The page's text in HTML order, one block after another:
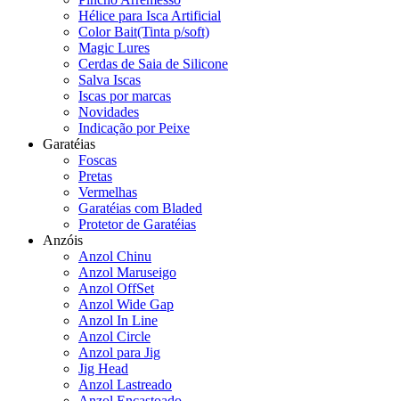
Hélice para Isca Artificial
Color Bait(Tinta p/soft)
Magic Lures
Cerdas de Saia de Silicone
Salva Iscas
Iscas por marcas
Novidades
Indicação por Peixe
Garatéias
Foscas
Pretas
Vermelhas
Garatéias com Bladed
Protetor de Garatéias
Anzóis
Anzol Chinu
Anzol Maruseigo
Anzol OffSet
Anzol Wide Gap
Anzol In Line
Anzol Circle
Anzol para Jig
Jig Head
Anzol Lastreado